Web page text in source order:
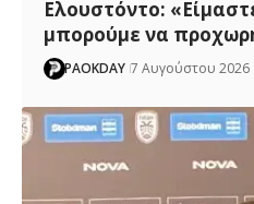
Ελουστόντο:
μπορούμε να
PAOKDAY 7 Αυγούστου 2026